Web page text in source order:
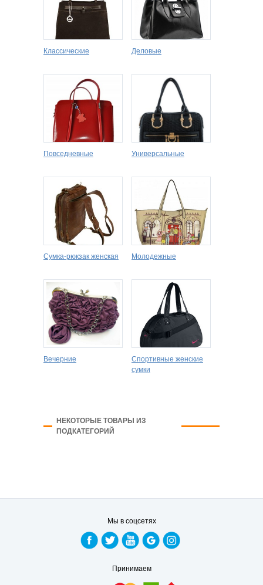
Классические Деловые
Повседневные Универсальные
Сумка-рюкзак женская Молодежные
Вечерние
Спортивные женские
сумки
НЕКОТОРЫЕ ТОВАРЫ ИЗ
ПОДКАТЕГОРИЙ
Мы в соцсетях
Принимаем